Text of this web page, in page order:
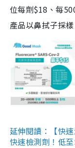
位每劑$18、每
產品以鼻拭子採
延伸閱讀：【快
快速檢測劑！低